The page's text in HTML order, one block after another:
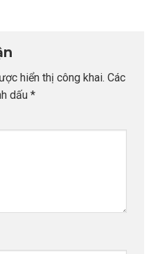
Bậc
hiển thị công khai. Các
dấu *